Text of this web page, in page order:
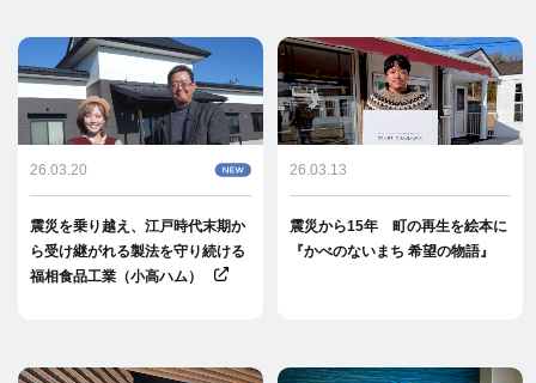
26.03.20
震災を乗り越え、江戸時代末期か
ら受け継がれる製法を守り続ける
福相食品工業（小高ハム）
26.03.13
震災から15年 町の再生を絵本に
『かべのないまち 希望の物語』